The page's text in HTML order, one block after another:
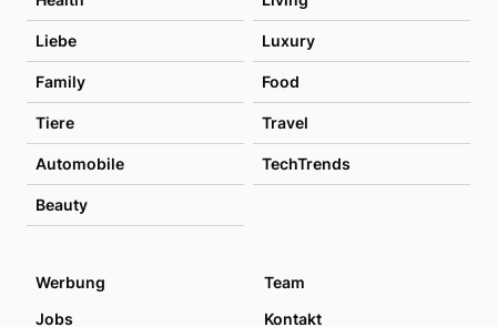
Liebe Luxury
Family Food
Tiere Travel
Automobile TechTrends
Beauty
Werbung
Team
Jobs
Kontakt